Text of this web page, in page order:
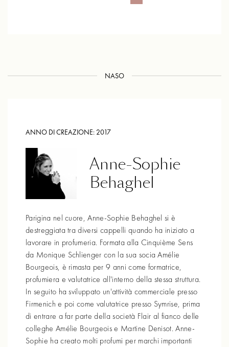
NASO
ANNO DI CREAZIONE: 2017
Anne-Sophie
Behaghel
Parigina nel cuore, Anne-Sophie Behaghel si è
destreggiata tra diversi cappelli quando ha iniziato a
lavorare in profumeria. Formata alla Cinquième Sens
da Monique Schlienger con la sua socia Amélie
Bourgeois, è rimasta per 9 anni come formatrice,
profumiera e valutatrice all'interno della stessa struttura.
In seguito ha sviluppato un'attività commerciale presso
Firmenich e poi come valutatrice presso Symrise, prima
di entrare a far parte della società Flair al fianco delle
colleghe Amélie Bourgeois e Martine Denisot. Anne-
Sophie ha creato molti profumi per marchi importanti